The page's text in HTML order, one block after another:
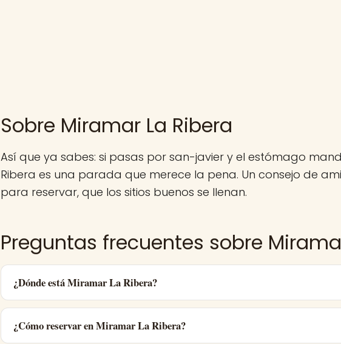
Sobre Miramar La Ribera
Así que ya sabes: si pasas por san-javier y el estómago
Ribera es una parada que merece la pena. Un consejo de
para reservar, que los sitios buenos se llenan.
Preguntas frecuentes sobre
¿Dónde está Miramar La Ribera?
¿Cómo reservar en Miramar La Ribera?